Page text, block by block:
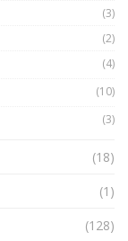
| Phổ cập
(3)
(2)
(4)
(10)
(3)
(18)
(1)
(128)